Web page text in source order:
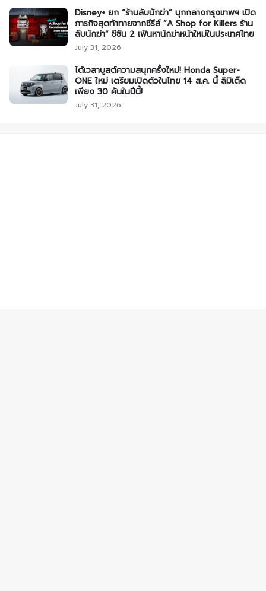
Disney+ ยก “ร้านลับนักฆ่า” บุกกลางกรุงเทพฯ เปิด
ภารกิจสุดท้าทายจากซีรีส์ “A Shop for Killers ร้าน
ลับนักฆ่า” ซีซัน 2 เฟ้นหานักฆ่าหน้าใหม่ในประเทศไทย
July 31, 2026
ได้เวลาบูสต์ความสนุกครั้งใหม่! Honda Super-
ONE ใหม่ เตรียมเปิดตัวในไทย 14 ส.ค. นี้ ลิมิเต็ด
เพียง 30 คันในปีนี้!
July 31, 2026